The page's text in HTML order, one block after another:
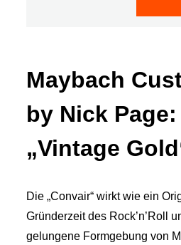
Maybach
by Nick
„Vintage
Die „Convair“ wirkt wie ein
Gründerzeit des Rock’n’Roll
gelungene Formgebung von